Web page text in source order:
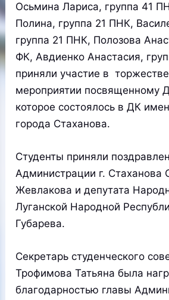
Осьмина Лариса, группа 41
Полина, группа 21 ПНК,
группа 21 ПНК, Полозова
ФК, Авдиенко Анастасия,
приняли участие в
мероприятии посвященному
которое состоялось в ДК
города Стаханова.
Студенты приняли
Администрации г. Стаханова
Жевлакова и депутата
Луганской Народной
Губарева.
Секретарь студенческого
Трофимова Татьяна была
благодарностью главы